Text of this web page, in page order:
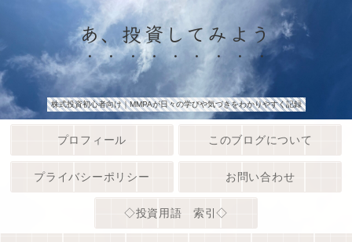
あ、投資してみよう
株式投資初心者向け｜MMPAが日々の学びや気づきをわかりやすく記録
プロフィール このブログについて
プライバシーポリシー お問い合わせ
◇投資用語 索引◇